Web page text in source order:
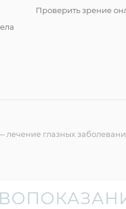
Проверить зрение
лечение глазных